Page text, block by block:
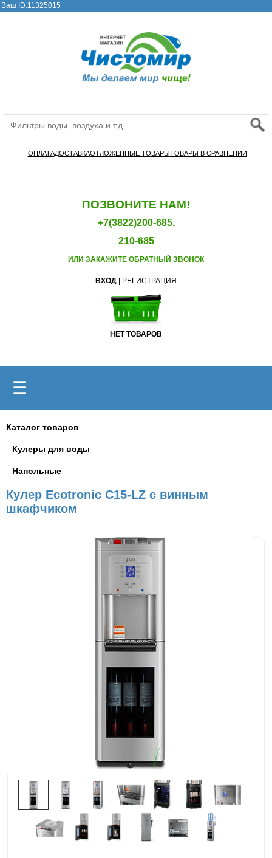
Ваш ID:11325015
ОПЛАТАДОСТАВКАОТЛОЖЕННЫЕ ТОВАРЫТОВАРЫ В СРАВНЕНИИ
ПОЗВОНИТЕ НАМ!
+7(3822)200-685,
210-685
ИЛИ ЗАКАЖИТЕ ОБРАТНЫЙ ЗВОНОК
ВХОД РЕГИСТРАЦИЯ
НЕТ ТОВАРОВ
☰
Каталог товаров
Кулеры для воды
Напольные
Кулер Ecotronic C15-LZ с винным
шкафчиком